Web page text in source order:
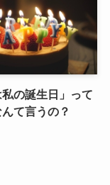
私の誕生日」って
て言うの？